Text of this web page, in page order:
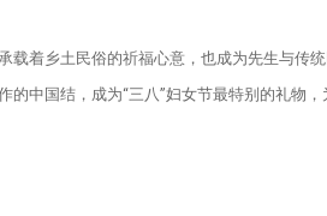
着乡土民俗的祈福心意，也成为先生与传
中国结，成为“三八”妇女节最特别的礼物，